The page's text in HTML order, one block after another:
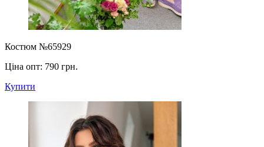
Костюм №65929
Ціна опт: 790 грн.
Купити